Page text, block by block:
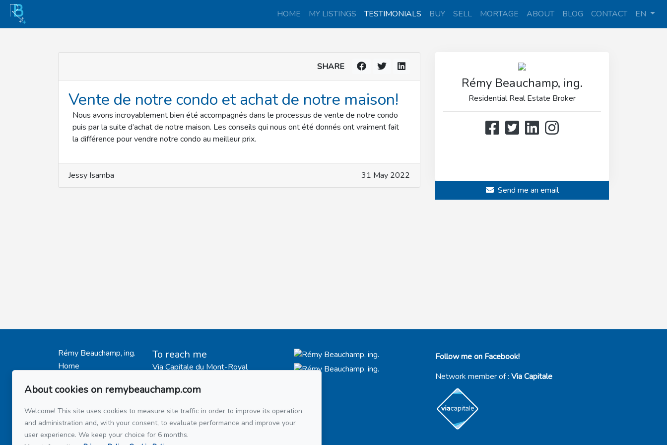
HOME MY LISTINGS TESTIMONIALS BUY SELL MORTAGE ABOUT BLOG CONTACT EN
SHARE
Vente de notre condo et achat de notre maison!
Nous avons incroyablement bien été accompagnés dans le processus de vente de notre condo
puis par la suite d’achat de notre maison. Les conseils qui nous ont été donnés ont vraiment fait
la différence pour vendre notre condo au meilleur prix.
Jessy Isamba 31 May 2022
Rémy Beauchamp, ing.
Residential Real Estate Broker
Send me an email
Rémy Beauchamp, ing.
Home
Testimonials
Buy
Sell
Mortage
To reach me
Via Capitale du Mont-Royal
514 597-2121
Send me an email
Follow me on Facebook!
Network member of : Via Capitale
About cookies on remybeauchamp.com
Welcome! This site uses cookies to measure site traffic in order to improve its operation
and administration and, with your consent, to evaluate performance and improve your
user experience. We keep your choice for 6 months.